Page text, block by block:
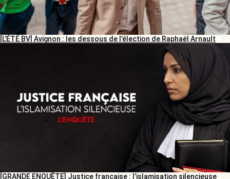
[L’ÉTÉ BV] Avignon : les dessous de l’élection de Raphaël Arnault
[GRANDE ENQUÊTE] Justice française : l’islamisation silencieuse